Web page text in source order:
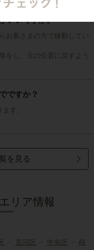
いっぱい置いてあるの
いいですか。
お客さまの方で移動してい
をし、元の位置に戻すよう
ですか？
す。
を見る
リア情報
・ 見沼区 ・ 中央区 ・ 桜